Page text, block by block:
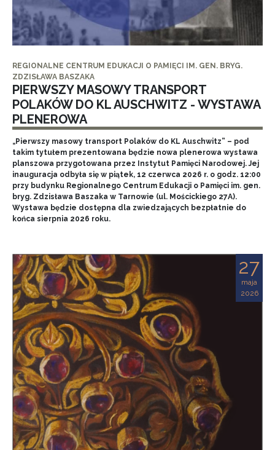
REGIONALNE CENTRUM EDUKACJI O PAMIĘCI IM. GEN. BRYG.
ZDZISŁAWA BASZAKA
PIERWSZY MASOWY TRANSPORT
POLAKÓW DO KL AUSCHWITZ - WYSTAWA
PLENEROWA
„Pierwszy masowy transport Polaków do KL Auschwitz” – pod
takim tytułem prezentowana będzie nowa plenerowa wystawa
planszowa przygotowana przez Instytut Pamięci Narodowej. Jej
inauguracja odbyła się w piątek, 12 czerwca 2026 r. o godz. 12:00
przy budynku Regionalnego Centrum Edukacji o Pamięci im. gen.
bryg. Zdzisława Baszaka w Tarnowie (ul. Mościckiego 27A).
Wystawa będzie dostępna dla zwiedzających bezpłatnie do
końca sierpnia 2026 roku.
27
maja
2026